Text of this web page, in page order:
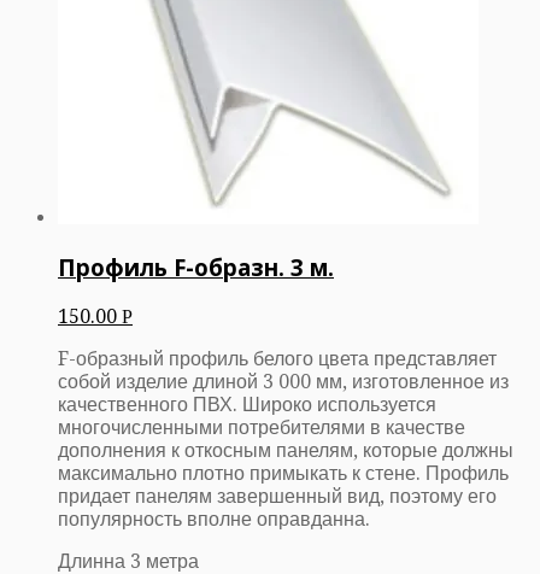
Профиль F-образн. 3 м.
150.00 Р
F-образный профиль белого цвета представляет
собой изделие длиной 3 000 мм, изготовленное из
качественного ПВХ. Широко используется
многочисленными потребителями в качестве
дополнения к откосным панелям, которые должны
максимально плотно примыкать к стене. Профиль
придает панелям завершенный вид, поэтому его
популярность вполне оправданна.
Длинна 3 метра